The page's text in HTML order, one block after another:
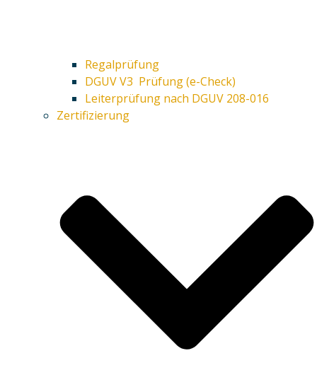
Regalprüfung
DGUV V3 Prüfung (e-Check)
Leiterprüfung nach DGUV 208-016
Zertifizierung